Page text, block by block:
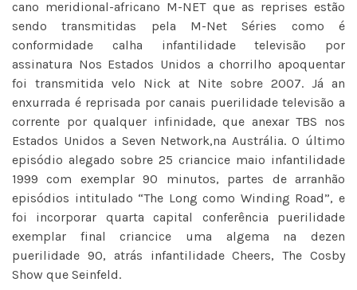
cano meridional-africano M-NET que as reprises estão
sendo transmitidas pela M-Net Séries como é
conformidade calha infantilidade televisão por
assinatura Nos Estados Unidos a chorrilho apoquentar
foi transmitida velo Nick at Nite sobre 2007. Já an
enxurrada é reprisada por canais puerilidade televisão a
corrente por qualquer infinidade, que anexar TBS nos
Estados Unidos a Seven Network,na Austrália. O último
episódio alegado sobre 25 criancice maio infantilidade
1999 com exemplar 90 minutos, partes de arranhão
episódios intitulado “The Long como Winding Road”, e
foi incorporar quarta capital conferência puerilidade
exemplar final criancice uma algema na dezen
puerilidade 90, atrás infantilidade Cheers, The Cosby
Show que Seinfeld.